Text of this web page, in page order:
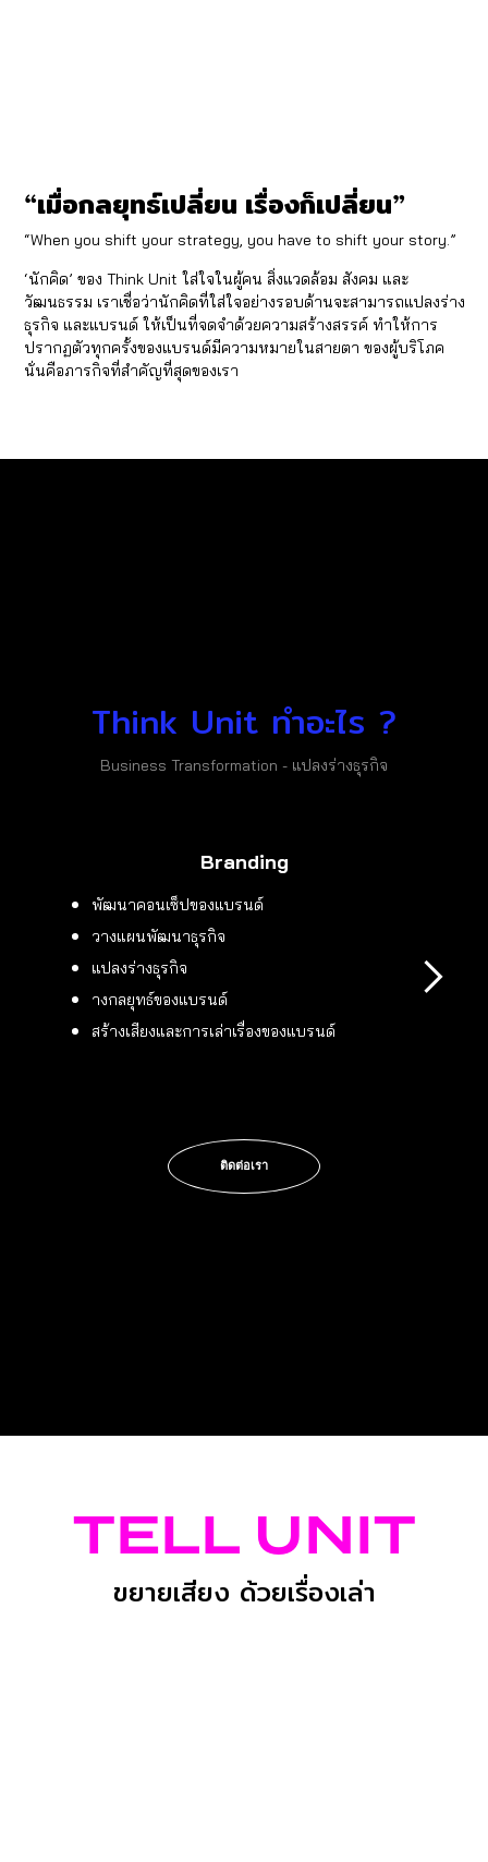
“เมื่อกลยุทธ์เปลี่ยน เรื่องก็เปลี่ยน”
“When you shift your strategy, you have to shift your story.”
‘นักคิด’ ของ Think Unit ใส่ใจในผู้คน สิ่งแวดล้อม สังคม และ
วัฒนธรรม เราเชื่อว่านักคิดที่ใส่ใจอย่างรอบด้านจะสามารถแปลงร่าง
ธุรกิจ และแบรนด์ ให้เป็นที่จดจำด้วยความสร้างสรรค์ ทำให้การ
ปรากฏตัวทุกครั้งของแบรนด์มีความหมายในสายตา ของผู้บริโภค
นั่นคือภารกิจที่สำคัญที่สุดของเรา
Think Unit ทำอะไร ?
Business Transformation - แปลงร่างธุรกิจ
Branding
พัฒนาคอนเซ็ปของแบรนด์
วางแผนพัฒนาธุรกิจ
แปลงร่างธุรกิจ
างกลยุทธ์ของแบรนด์
สร้างเสียงและการเล่าเรื่องของแบรนด์
ติดต่อเรา
TELL UNIT
ขยายเสียง ด้วยเรื่องเล่า